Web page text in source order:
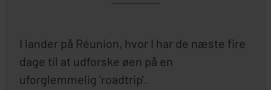
I lander på Réunion, hvor I har de næste fire
dage til at udforske øen på en
uforglemmelig 'roadtrip'.